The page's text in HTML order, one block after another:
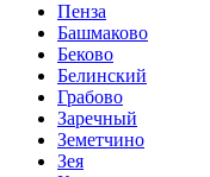
Пенза
Башмаково
Беково
Белинский
Грабово
Заречный
Земетчино
Зея